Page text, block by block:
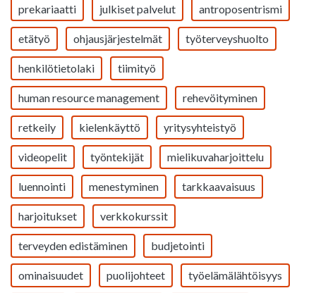
prekariaatti julkiset palvelut antroposentrismi
etätyö ohjausjärjestelmät työterveyshuolto
henkilötietolaki tiimityö
human resource management rehevöityminen
retkeily kielenkäyttö yritysyhteistyö
videopelit työntekijät mielikuvaharjoittelu
luennointi menestyminen tarkkaavaisuus
harjoitukset verkkokurssit
terveyden edistäminen budjetointi
ominaisuudet puolijohteet työelämälähtöisyys